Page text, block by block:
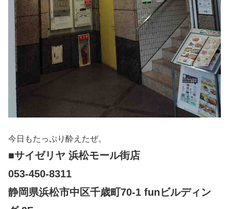
今日もたっぷり酔えたぜ。
■サイゼリヤ 浜松モール街店
053-450-8311
静岡県浜松市中区千歳町70-1 funビルディン